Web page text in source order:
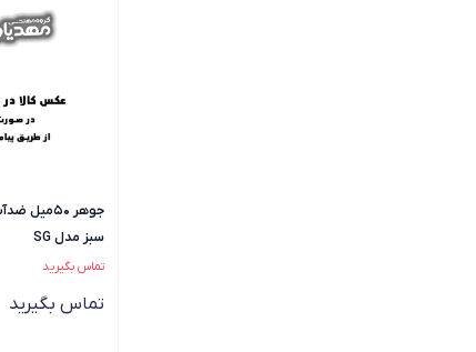
جوهر
سبز مدل SG
تماس بگیرید
تماس بگیرید